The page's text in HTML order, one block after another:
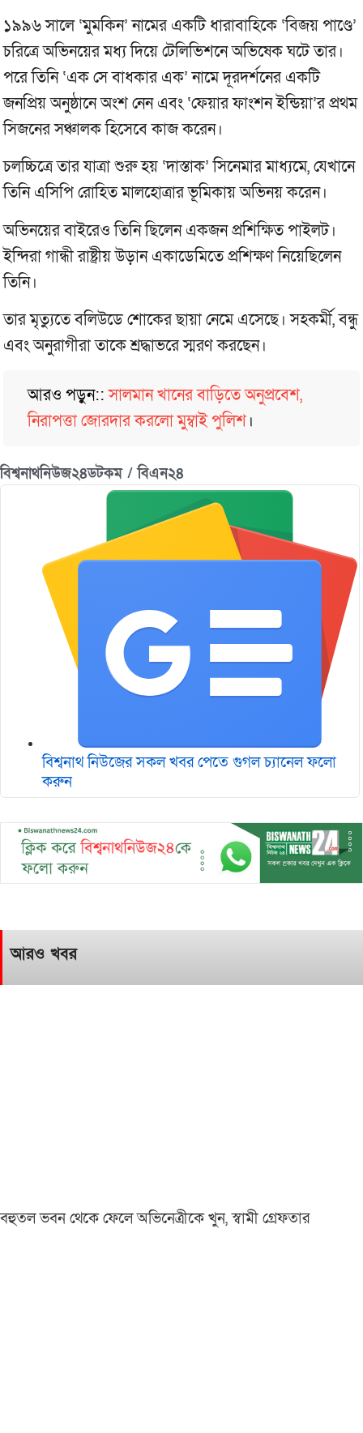
১৯৯৬ সালে ‘মুমকিন’ নামের একটি ধারাবাহিকে ‘বিজয় পাণ্ডে’
চরিত্রে অভিনয়ের মধ্য দিয়ে টেলিভিশনে অভিষেক ঘটে তার।
পরে তিনি ‘এক সে বাধকার এক’ নামে দূরদর্শনের একটি
জনপ্রিয় অনুষ্ঠানে অংশ নেন এবং ‘ফেয়ার ফাংশন ইন্ডিয়া’র প্রথম
সিজনের সঞ্চালক হিসেবে কাজ করেন।
চলচ্চিত্রে তার যাত্রা শুরু হয় ‘দাস্তাক’ সিনেমার মাধ্যমে, যেখানে
তিনি এসিপি রোহিত মালহোত্রার ভূমিকায় অভিনয় করেন।
অভিনয়ের বাইরেও তিনি ছিলেন একজন প্রশিক্ষিত পাইলট।
ইন্দিরা গান্ধী রাষ্ট্রীয় উড়ান একাডেমিতে প্রশিক্ষণ নিয়েছিলেন
তিনি।
তার মৃত্যুতে বলিউডে শোকের ছায়া নেমে এসেছে। সহকর্মী, বন্ধু
এবং অনুরাগীরা তাকে শ্রদ্ধাভরে স্মরণ করছেন।
আরও পড়ুন::সালমান খানের বাড়িতে অনুপ্রবেশ,
নিরাপত্তা জোরদার করলো মুম্বাই পুলিশ।
বিশ্বনাথনিউজ২৪ডটকম / বিএন২৪
বিশ্বনাথ নিউজের সকল খবর পেতে গুগল চ‌্যানেল ফলো
করুন
আরও খবর
বহুতল ভবন থেকে ফেলে অভিনেত্রীকে খুন, স্বামী গ্রেফতার